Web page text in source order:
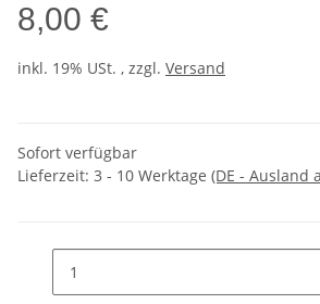
8,00 €
inkl. 19% USt. , zzgl. Versand
Sofort verfügbar
Lieferzeit: 3 - 10 Werktage (DE - Ausland